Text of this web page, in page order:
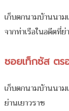
เก็บตกนามบ้านนา
จากท่าเรือในอดีตที่
ซอยเท็กซัส ตร
เก็บตกนามบ้านนา
ย่านเยาวราช